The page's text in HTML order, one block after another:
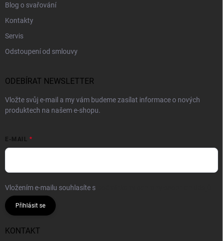
Blog o svařování
Kontakty
Servis
Odstoupení od smlouvy
ODEBÍRAT NEWSLETTER
Vložte svůj e-mail a my vám budeme zasílat informace o nových
produktech na našem e-shopu.
E-MAIL
Vložením e-mailu souhlasíte s
Přihlásit se
KONTAKT